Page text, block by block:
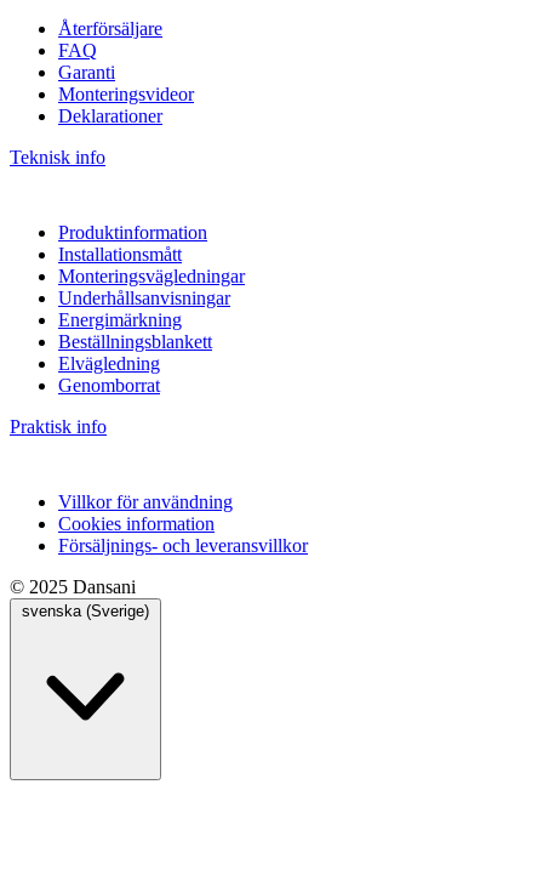
Återförsäljare
FAQ
Garanti
Monteringsvideor
Deklarationer
Teknisk info
Produktinformation
Installationsmått
Monteringsvägledningar
Underhållsanvisningar
Energimärkning
Beställningsblankett
Elvägledning
Genomborrat
Praktisk info
Villkor för användning
Cookies information
Försäljnings- och leveransvillkor
© 2025 Dansani
svenska (Sverige)